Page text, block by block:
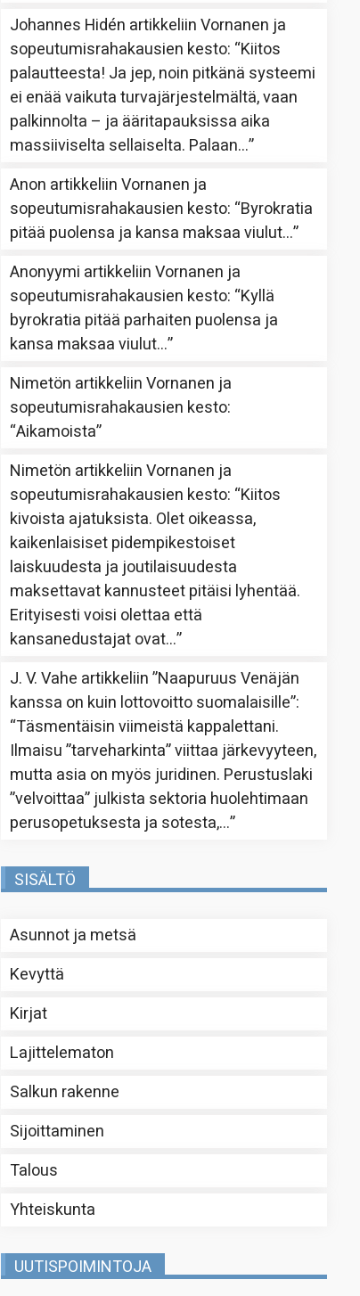
Johannes Hidén artikkeliinVornanen ja
sopeutumisrahakausien kesto: “Kiitos
palautteesta! Ja jep, noin pitkänä systeemi
ei enää vaikuta turvajärjestelmältä, vaan
palkinnolta – ja ääritapauksissa aika
massiiviselta sellaiselta. Palaan…”
Anon artikkeliinVornanen ja
sopeutumisrahakausien kesto: “Byrokratia
pitää puolensa ja kansa maksaa viulut…”
Anonyymi artikkeliinVornanen ja
sopeutumisrahakausien kesto: “Kyllä
byrokratia pitää parhaiten puolensa ja
kansa maksaa viulut…”
Nimetön artikkeliinVornanen ja
sopeutumisrahakausien kesto:
“Aikamoista”
Nimetön artikkeliinVornanen ja
sopeutumisrahakausien kesto: “Kiitos
kivoista ajatuksista. Olet oikeassa,
kaikenlaisiset pidempikestoiset
laiskuudesta ja joutilaisuudesta
maksettavat kannusteet pitäisi lyhentää.
Erityisesti voisi olettaa että
kansanedustajat ovat…”
J. V. Vahe artikkeliin”Naapuruus Venäjän
kanssa on kuin lottovoitto suomalaisille”:
“Täsmentäisin viimeistä kappalettani.
Ilmaisu ”tarveharkinta” viittaa järkevyyteen,
mutta asia on myös juridinen. Perustuslaki
”velvoittaa” julkista sektoria huolehtimaan
perusopetuksesta ja sotesta,…”
SISÄLTÖ
Asunnot ja metsä
Kevyttä
Kirjat
Lajittelematon
Salkun rakenne
Sijoittaminen
Talous
Yhteiskunta
UUTISPOIMINTOJA